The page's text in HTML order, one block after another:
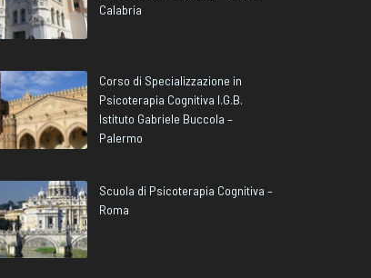
Calabria
Corso di Specializzazione in
Psicoterapia Cognitiva I.G.B.
Istituto Gabriele Buccola –
Palermo
Scuola di Psicoterapia Cognitiva –
Roma